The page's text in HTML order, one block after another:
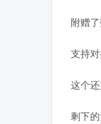
附赠
支持
这个还
剩下